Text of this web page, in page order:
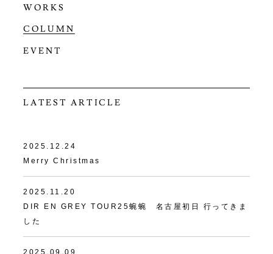
WORKS
COLUMN
EVENT
LATEST ARTICLE
2025.12.24
Merry Christmas
2025.11.20
DIR EN GREY TOUR25蜿蜿 名古屋初日 行ってきま
した
2025.09.09